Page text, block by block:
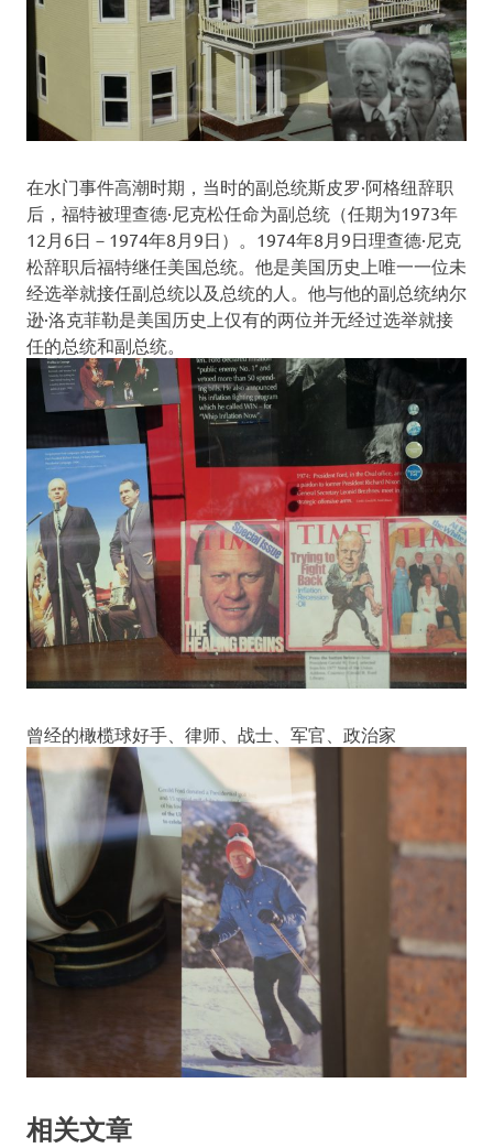
在水门事件高潮时期，当时的副总统斯皮罗·阿格纽辞职
后，福特被理查德·尼克松任命为副总统（任期为1973年
12月6日－1974年8月9日）。1974年8月9日理查德·尼克
松辞职后福特继任美国总统。他是美国历史上唯一一位未
经选举就接任副总统以及总统的人。他与他的副总统纳尔
逊·洛克菲勒是美国历史上仅有的两位并无经过选举就接
任的总统和副总统。
曾经的橄榄球好手、律师、战士、军官、政治家
相关文章